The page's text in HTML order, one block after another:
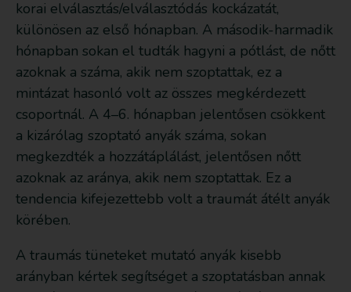
korai elválasztás/elválasztódás kockázatát,
különösen az első hónapban. A második-harmadik
hónapban sokan el tudták hagyni a pótlást, de nőtt
azoknak a száma, akik nem szoptattak, ez a
mintázat hasonló volt az összes megkérdezett
csoportnál. A 4–6. hónapban jelentősen csökkent
a kizárólag szoptató anyák száma, sokan
megkezdték a hozzátáplálást, jelentősen nőtt
azoknak az aránya, akik nem szoptattak. Ez a
tendencia kifejezettebb volt a traumát átélt anyák
körében.
A traumás tüneteket mutató anyák kisebb
arányban kértek segítséget a szoptatásban annak